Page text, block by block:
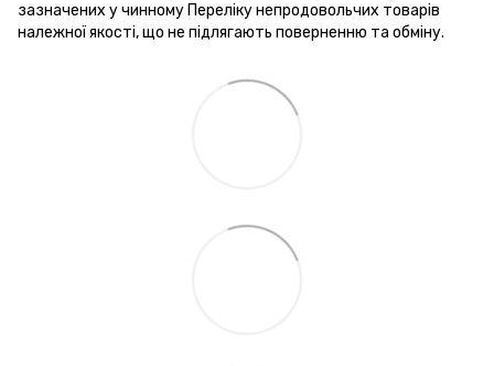
зазначених у чинному Переліку непродовольчих товарів
належної якості, що не підлягають поверненню та обміну.